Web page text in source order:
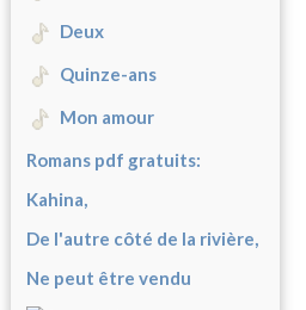
Deux
Quinze-ans
Mon amour
Romans pdf gratuits:
Kahina,
De l'autre côté de la rivière,
Ne peut être vendu